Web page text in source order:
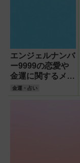
エンジェルナンバ
ー9999の恋愛や
金運に関するメッ
セージの意味と
金運・占い